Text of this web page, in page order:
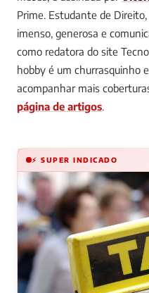
Prime. Estudante de
imenso, generosa e
como redatora do site
hobby é um churrasquinho
acompanhar mais
página de artigos.
⚡ SUPER INDICADO